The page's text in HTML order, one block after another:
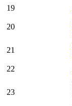
19
20
21
22
23